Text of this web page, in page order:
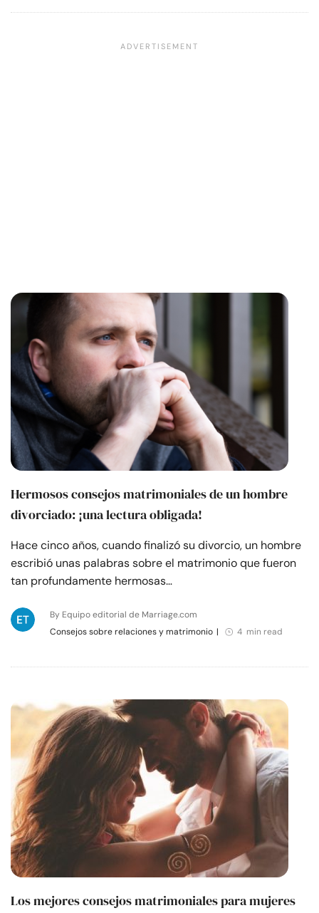
Hermosos consejos matrimoniales de un hombre
divorciado: ¡una lectura obligada!
Hace cinco años, cuando finalizó su divorcio, un hombre
escribió unas palabras sobre el matrimonio que fueron
tan profundamente hermosas…
By Equipo editorial de Marriage.com
Consejos sobre relaciones y matrimonio | 4 min read
Los mejores consejos matrimoniales para mujeres